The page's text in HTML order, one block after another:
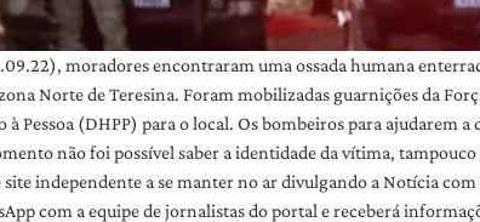
moradores encontraram uma ossada humana
Norte de Teresina. Foram mobilizadas guarnições da
Pessoa (DHPP) para o local. Os bombeiros para ajudarem
não foi possível saber a identidade da vítima,
independente a se manter no ar divulgando a Notícia com
com a equipe de jornalistas do portal e receberá